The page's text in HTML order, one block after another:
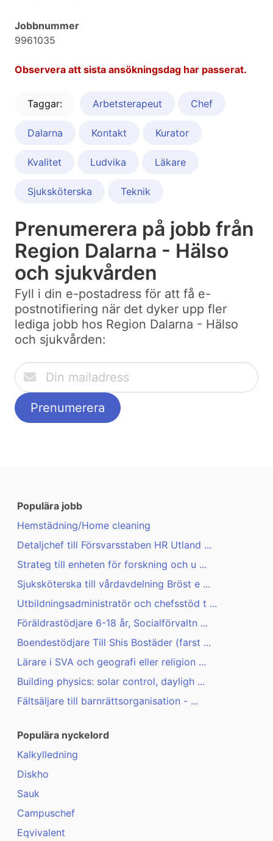
Jobbnummer
9961035
Observera att sista ansökningsdag har passerat.
Taggar: Arbetsterapeut Chef
Dalarna Kontakt Kurator
Kvalitet Ludvika Läkare
Sjuksköterska Teknik
Prenumerera på jobb från
Region Dalarna - Hälso
och sjukvården
Fyll i din e-postadress för att få e-
postnotifiering när det dyker upp fler
lediga jobb hos Region Dalarna - Hälso
och sjukvården:
Populära jobb
Hemstädning/Home cleaning
Detaljchef till Försvarsstaben HR Utland ...
Strateg till enheten för forskning och u ...
Sjuksköterska till vårdavdelning Bröst e ...
Utbildningsadministratör och chefsstöd t ...
Föräldrastödjare 6-18 år, Socialförvaltn ...
Boendestödjare Till Shis Bostäder (farst ...
Lärare i SVA och geografi eller religion ...
Building physics: solar control, dayligh ...
Fältsäljare till barnrättsorganisation - ...
Populära nyckelord
Kalkylledning
Diskho
Sauk
Campuschef
Eqvivalent